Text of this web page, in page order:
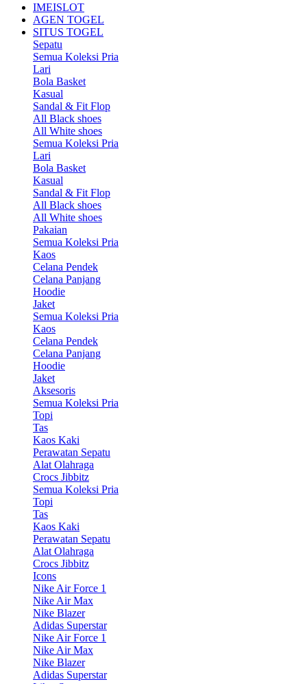
IMEISLOT
AGEN TOGEL
SITUS TOGEL
Sepatu
Semua Koleksi Pria
Lari
Bola Basket
Kasual
Sandal & Fit Flop
All Black shoes
All White shoes
Semua Koleksi Pria
Lari
Bola Basket
Kasual
Sandal & Fit Flop
All Black shoes
All White shoes
Pakaian
Semua Koleksi Pria
Kaos
Celana Pendek
Celana Panjang
Hoodie
Jaket
Semua Koleksi Pria
Kaos
Celana Pendek
Celana Panjang
Hoodie
Jaket
Aksesoris
Semua Koleksi Pria
Topi
Tas
Kaos Kaki
Perawatan Sepatu
Alat Olahraga
Crocs Jibbitz
Semua Koleksi Pria
Topi
Tas
Kaos Kaki
Perawatan Sepatu
Alat Olahraga
Crocs Jibbitz
Icons
Nike Air Force 1
Nike Air Max
Nike Blazer
Adidas Superstar
Nike Air Force 1
Nike Air Max
Nike Blazer
Adidas Superstar